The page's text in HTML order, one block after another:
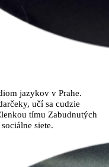
jazykov v Prahe.
učí sa cudzie
tímu Zabudnutých
siete.